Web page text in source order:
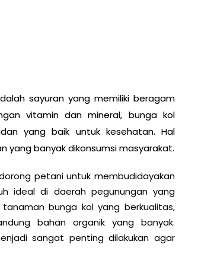
sayuran yang memiliki beragam
vitamin dan mineral, bunga kol
yang baik untuk kesehatan. Hal
yang banyak dikonsumsi masyarakat.
petani untuk membudidayakan
ideal di daerah pegunungan yang
bunga kol yang berkualitas,
bahan organik yang banyak.
sangat penting dilakukan agar